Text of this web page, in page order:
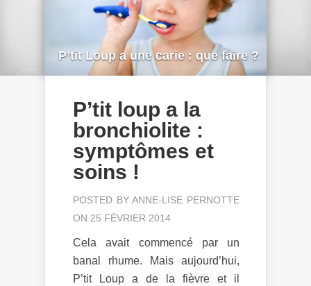
P’tit Loup a une carie : que faire ?
P’tit loup a la
bronchiolite :
symptômes et
soins !
POSTED BYANNE-LISE PERNOTTE
ON 25 FÉVRIER 2014
Cela avait commencé par un
banal rhume. Mais aujourd’hui,
P’tit Loup a de la fièvre et il